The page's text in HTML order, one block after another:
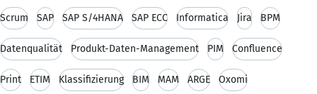
Scrum SAP SAP S/4HANA SAP ECC Informatica Jira BPM
Datenqualität Produkt-Daten-Management PIM Confluence
Print ETIM Klassifizierung BIM MAM ARGE Oxomi